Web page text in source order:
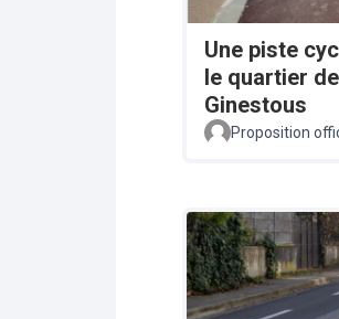
Une piste
le quartier
Ginestous
Proposition